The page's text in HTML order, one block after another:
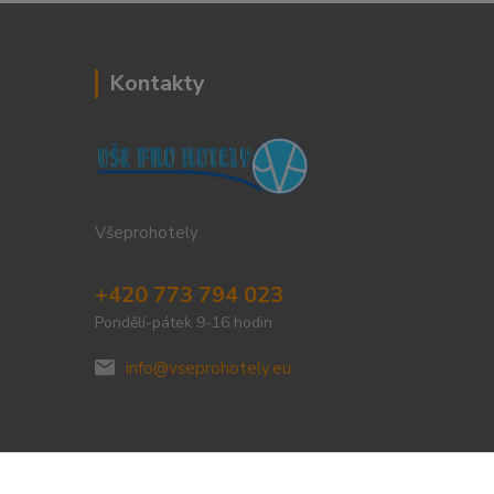
Kontakty
Všeprohotely
+420 773 794 023
Pondělí-pátek 9-16 hodin
info@vseprohotely.eu